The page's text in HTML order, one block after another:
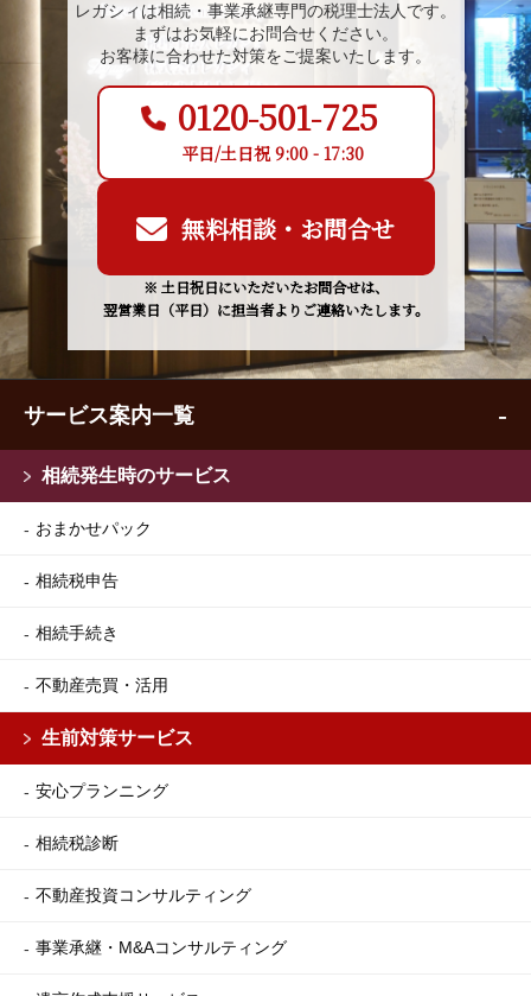
レガシィは相続・事業承継専門の税理士法人です。
まずはお気軽にお問合せください。
お客様に合わせた対策をご提案いたします。
0120-501-725
平日/土日祝 9:00 - 17:30
無料相談・お問合せ
※ 土日祝日にいただいたお問合せは、
翌営業日（平日）に担当者よりご連絡いたします。
サービス案内一覧
相続発生時のサービス
おまかせパック
相続税申告
相続手続き
不動産売買・活用
生前対策サービス
安心プランニング
相続税診断
不動産投資コンサルティング
事業承継・M&Aコンサルティング